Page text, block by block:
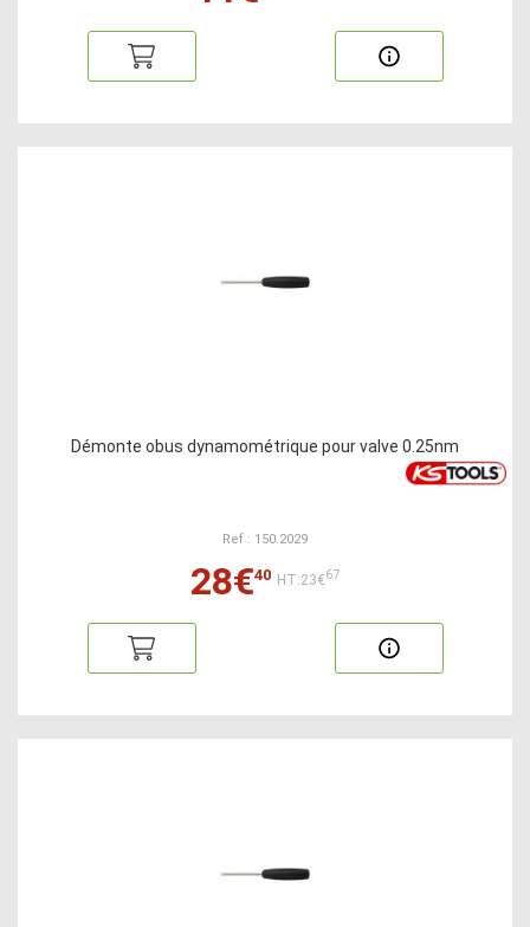
Démonte obus dynamométrique pour valve 0.25nm
Ref : 150.2029
28€40 HT:23€67